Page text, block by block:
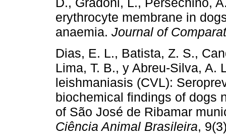
erythrocyte membrane in
anaemia. Journal of
Dias, E. L., Batista, Z. S.,
Lima, T. B., y Abreu-Silva, A.
leishmaniasis (CVL):
biochemical findings of dogs
of São José de Ribamar
Ciência Animal Brasileira,